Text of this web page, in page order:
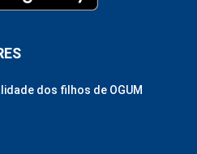
dos filhos de OGUM